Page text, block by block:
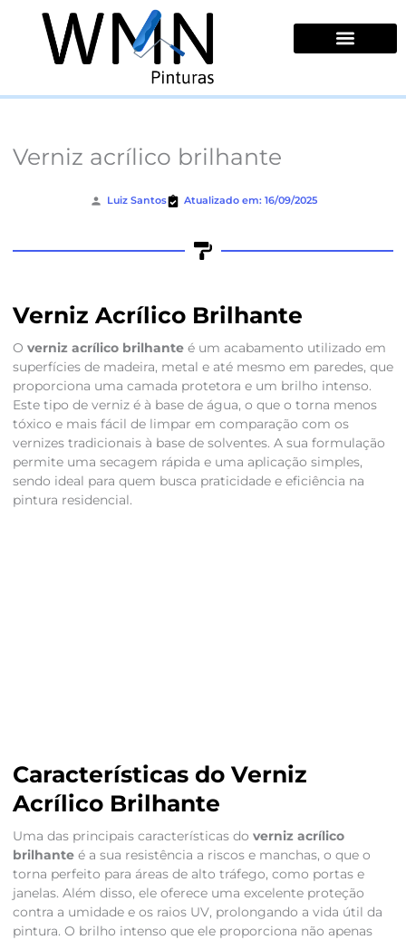
conteúdo
Verniz acrílico brilhante
Luiz Santos Atualizado em: 16/09/2025
Verniz Acrílico Brilhante
O verniz acrílico brilhanteé um acabamento utilizado em
superfícies de madeira, metal e até mesmo em paredes, que
proporciona uma camada protetora e um brilho intenso.
Este tipo de verniz é à base de água, o que o torna menos
tóxico e mais fácil de limpar em comparação com os
vernizes tradicionais à base de solventes. A sua formulação
permite uma secagem rápida e uma aplicação simples,
sendo ideal para quem busca praticidade e eficiência na
pintura residencial.
Características do Verniz
Acrílico Brilhante
Uma das principais características do verniz acrílico
brilhanteé a sua resistência a riscos e manchas, o que o
torna perfeito para áreas de alto tráfego, como portas e
janelas. Além disso, ele oferece uma excelente proteção
contra a umidade e os raios UV, prolongando a vida útil da
pintura. O brilho intenso que ele proporciona não apenas